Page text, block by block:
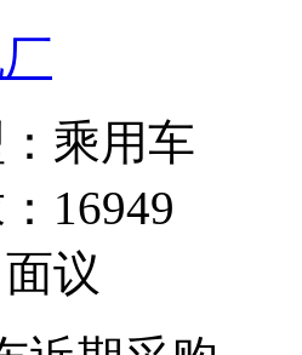
乘用车
16949
面议